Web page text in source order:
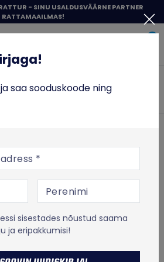
- SINU USALDUSVÄÄRNE PARTNER
RATTAMAAILMAS!
Jalgrataste lisavarustus
Puhastusvahendid
piduripuhastusvahend, 200ml
Brake
LAOTÜHJENDUS
saa sooduskoode ning
sisestades nõustud saama
ja eripakkumisi!